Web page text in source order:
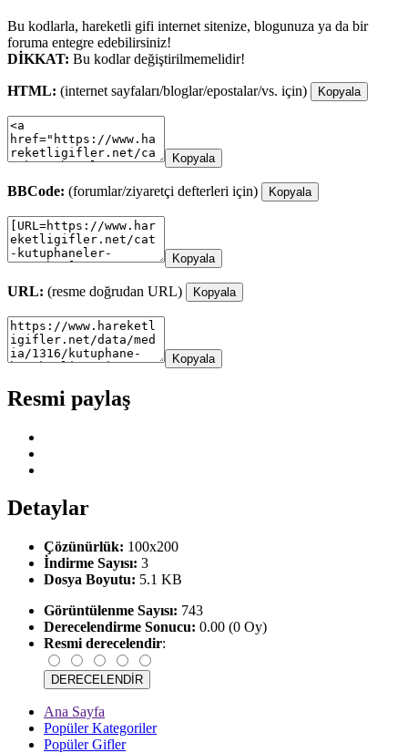
Bu kodlarla, hareketli gifi internet sitenize, blogunuza ya da bir
foruma entegre edebilirsiniz!
DİKKAT: Bu kodlar değiştirilmemelidir!
HTML: (internet sayfaları/bloglar/epostalar/vs. için) Kopyala
Kopyala
BBCode: (forumlar/ziyaretçi defterleri için) Kopyala
Kopyala
URL: (resme doğrudan URL) Kopyala
Kopyala
Resmi paylaş
Detaylar
Çözünürlük: 100x200
İndirme Sayısı: 3
Dosya Boyutu: 5.1 KB
Görüntülenme Sayısı: 743
Derecelendirme Sonucu: 0.00 (0 Oy)
Resmi derecelendir:
Ana Sayfa
Popüler Kategoriler
Popüler Gifler